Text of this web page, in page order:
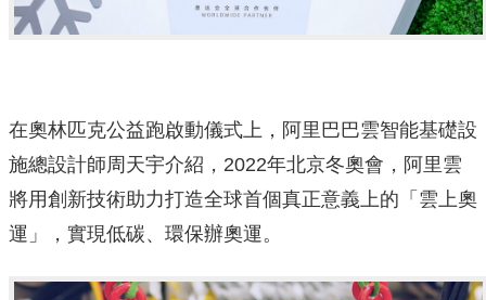
在奧林匹克公益跑啟動儀式上，阿里巴巴雲智能基礎設
施總設計師周天宇介紹，2022年北京冬奧會，阿里雲
將用創新技術助力打造全球首個真正意義上的「 雲上奧
運」，實現低碳、環保辦奧運。